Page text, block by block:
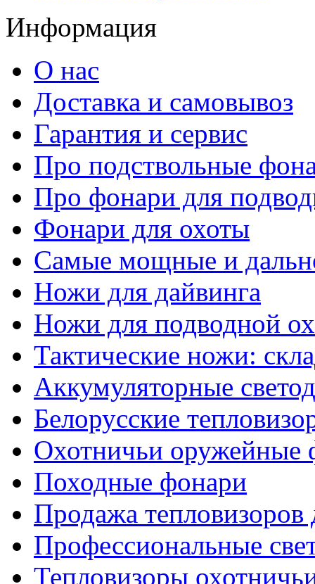
Информация
О нас
Доставка и самовывоз
Гарантия и сервис
Про подствольные
Про фонари для
Фонари для охоты
Самые мощные и
Ножи для дайвинга
Ножи для подводной
Тактические ножи:
Аккумуляторные
Белорусские
Охотничьи оружейные
Походные фонари
Продажа тепловизоров
Профессиональные
Тепловизоры